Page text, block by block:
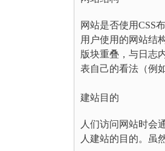
网站是否使用CSS
用户使用的网站结
版块重叠，与日志
表自己的看法（例
建站目的
人们访问网站时会
人建站的目的。虽